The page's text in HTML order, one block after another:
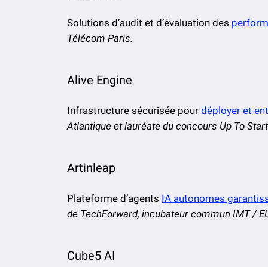
Solutions d’audit et d’évaluation des
Télécom Paris.
Alive Engine
Infrastructure sécurisée pour déployer et
Atlantique et lauréate du concours Up To
Artinleap
Plateforme d’agents IA autonomes
de TechForward, incubateur commun IMT /
Cube5 AI